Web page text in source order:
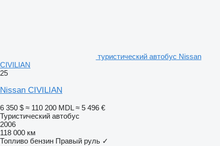
туристический автобус Nissan
CIVILIAN
25
Nissan CIVILIAN
6 350 $ ≈ 110 200 MDL ≈ 5 496 €
Туристический автобус
2006
118 000 км
Топливо бензин Правый руль ✓